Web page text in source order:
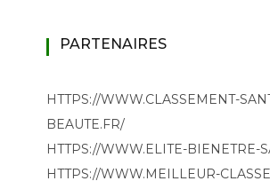
PARTENAIRES
HTTPS://WWW.CLASSEMENT-
BEAUTE.FR/
HTTPS://WWW.ELITE-BIENETRE-
HTTPS://WWW.MEILLEUR-